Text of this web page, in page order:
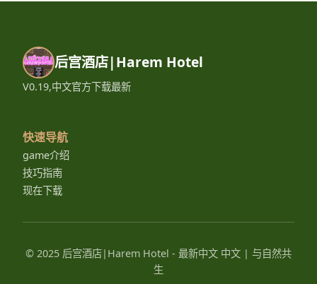
后宫酒店|Harem Hotel
V0.19,中文官方下载最新
快速导航
game介绍
技巧指南
现在下载
© 2025 后宫酒店|Harem Hotel - 最新中文 中文 | 与自然共
生